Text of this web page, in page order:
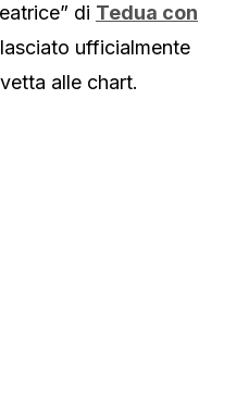
di Tedua con
ufficialmente
alle chart.